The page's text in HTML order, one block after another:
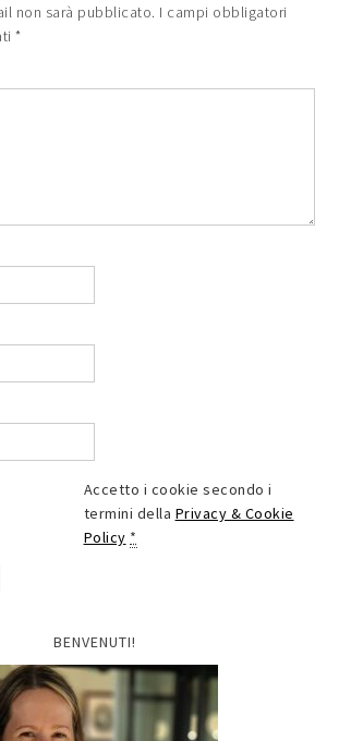
non sarà pubblicato. I campi obbligatori
*
Accetto i cookie secondo i
termini della Privacy & Cookie
Policy *
BENVENUTI!